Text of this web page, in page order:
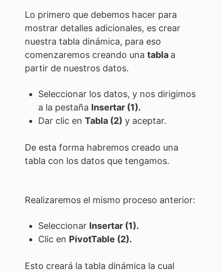
Lo primero que debemos hacer para
mostrar detalles adicionales, es crear
nuestra tabla dinámica, para eso
comenzaremos creando una tabla a
partir de nuestros datos.
Seleccionar los datos, y nos dirigimos
a la pestaña Insertar (1).
Dar clic en Tabla (2) y aceptar.
De esta forma habremos creado una
tabla con los datos que tengamos.
Realizaremos el mismo proceso anterior:
Seleccionar Insertar (1).
Clic en PivotTable (2).
Esto creará la tabla dinámica la cual